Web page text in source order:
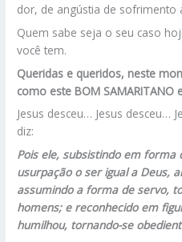
dor, de angústia de sofrimento
Quem sabe seja o seu caso
você tem.
Queridas e queridos, neste
como este BOM SAMARITANO
Jesus desceu… Jesus desceu…
diz:
Pois ele, subsistindo em forma
usurpação o ser igual a Deus,
assumindo a forma de servo,
homens; e reconhecido em
humilhou, tornando-se